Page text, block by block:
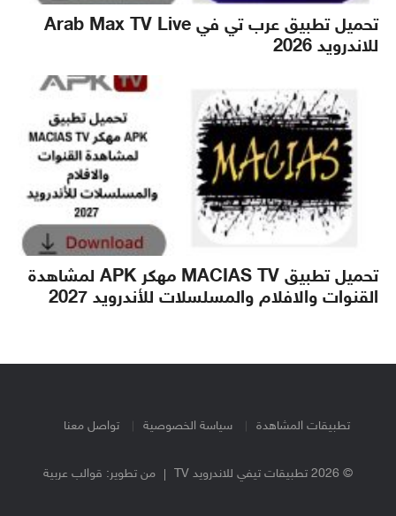
تحميل تطبيق عرب تي في Arab Max TV Live
للاندرويد 2026
تحميل تطبيق MACIAS TV مهكر APK لمشاهدة
القنوات والافلام والمسلسلات للأندرويد 2027
تطبيقات المشاهدة سياسة الخصوصية تواصل معنا
© 2026 تطبيقات تيفي للاندرويد TV من تطوير: قوالب عربية